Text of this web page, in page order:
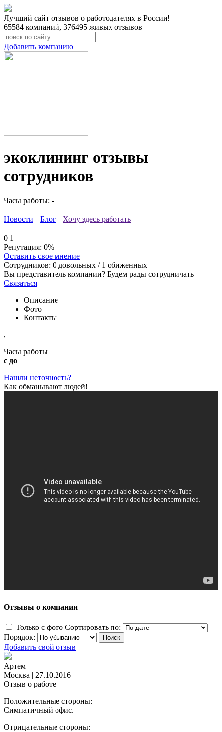
Лучший сайт отзывов о работодателях в России!
65584 компаний, 376495 живых отзывов
Добавить компанию
экоклининг отзывы
сотрудников
Часы работы: -
Новости Блог Хочу здесь работать
0 1
Репутация: 0%
Оставить свое мнение
Сотрудников: 0 довольных / 1 обиженных
Вы представитель компании? Будем рады сотрудничать
Связаться
Описание
Фото
Контакты
,
Часы работы
с до
Нашли неточность?
Как обманывают людей!
Отзывы о компании
Только с фото Сортировать по:
Порядок:
Добавить свой отзыв
Артем
Москва | 27.10.2016
Отзыв о работе
Положительные стороны:
Симпатичный офис.
Отрицательные стороны: